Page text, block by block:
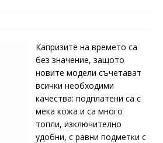
Капризите на времето са
без значение, защото
новите модели съчетават
всички необходими
качества: подплатени са с
мека кожа и са много
топли, изключително
удобни, с равни подметки с